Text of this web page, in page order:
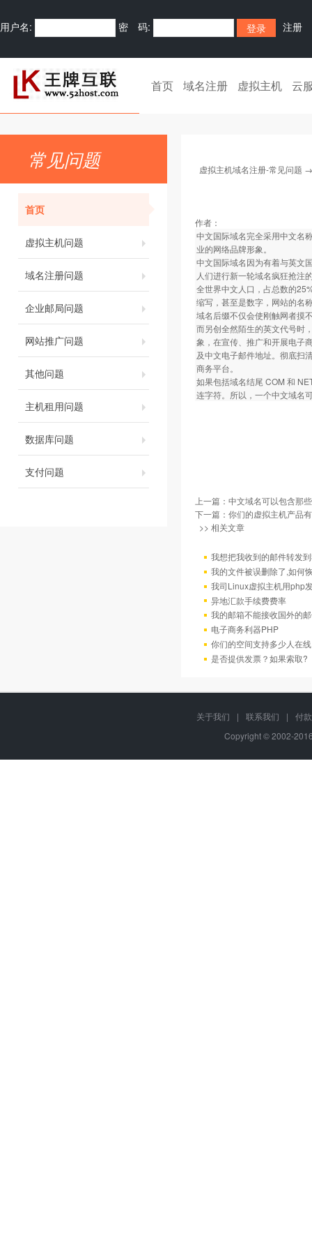
用户名: 密 码: 注册
首页 域名注册 虚拟主机 云
常见问题
首页
虚拟主机问题
域名注册问题
企业邮局问题
网站推广问题
其他问题
主机租用问题
数据库问题
支付问题
虚拟主机域名注册-常见问题
作者：
中文国际域名完全采用中文名
业的网络品牌形象。
中文国际域名因为有着与英文
人们进行新一轮域名疯狂抢注
全世界中文人口，占总数的
缩写，甚至是数字，网站的名
域名后缀不仅会使刚触网者摸
而另创全然陌生的英文代号时
象，在宣传、推广和开展电子
及中文电子邮件地址。彻底扫
商务平台。
如果包括域名结尾 COM 和
连字符。所以，一个中文域名
上一篇： 中文域名可以包含那
下一篇： 你们的虚拟主机产品
>> 相关文章
我想把我收到的邮件转发
我的文件被误删除了,如何
我司Linux虚拟主机用php
异地汇款手续费费率
我的邮箱不能接收国外的
电子商务利器PHP
你们的空间支持多少人在
是否提供发票？如果索取?
关于我们 | 联系我们 |
付
Copyright © 2002-